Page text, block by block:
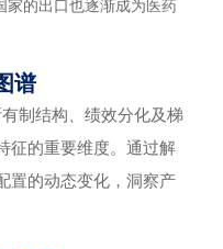
家的出口也逐渐成为医药
谱
制结构、绩效分化及梯
征的重要维度。通过解
置的动态变化，洞察产